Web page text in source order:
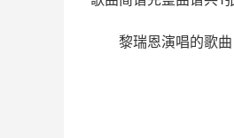
黎瑞恩演唱的歌